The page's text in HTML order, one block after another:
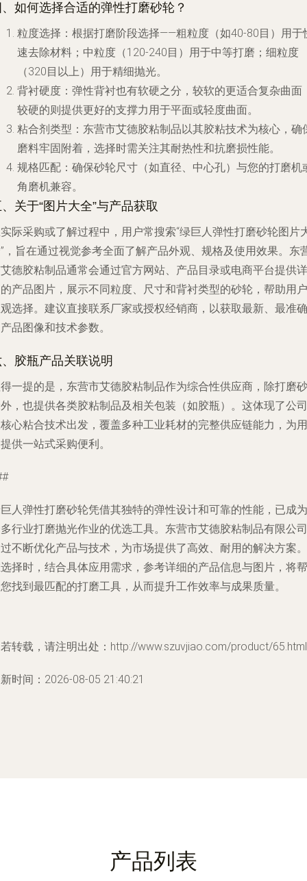
如何选择合适的弹性打磨砂轮？
粒度选择 ：根据打磨阶段选择——粗粒度（如40-80目）用于
速去除材料；中粒度（120-240目）用于中等打磨；细粒度
（320目以上）用于精细抛光。
背衬硬度 ：弹性背衬也有软硬之分，较软的更适合复杂曲面
较硬的则提供更好的支撑力用于平面或轻度曲面。
粘合剂类型 ：东营市艾德胶粘制品以其胶粘技术为核心，确
磨料牢固附着，选择时需关注其耐热性和抗磨损性能。
规格匹配 ：确保砂轮尺寸（如直径、中心孔）与您的打磨机
角磨机兼容。
关于“图片大全”与产品获取
际采购或了解过程中，用户常搜索“绿巨人弹性打磨砂轮图片
，旨在通过视觉参考全面了解产品外观、规格及使用效果。东
德胶粘制品通常会通过官方网站、产品目录或电商平台提供详
产品图片，展示不同粒度、尺寸和背衬类型的砂轮，帮助用户
选择。建议直接联系厂家或授权经销商，以获取最新、最准确
品图像和技术参数。
胶瓶产品关联说明
一提的是，东营市艾德胶粘制品作为综合性供应商，除打磨砂
，也提供各类胶粘制品及相关包装（如胶瓶）。这体现了公司
心粘合技术出发，覆盖多种工业耗材的完整供应链能力，为用
供一站式采购便利。
人弹性打磨砂轮凭借其独特的弹性设计和可靠的性能，已成为
行业打磨抛光作业的优选工具。东营市艾德胶粘制品有限公司
不断优化产品与技术，为市场提供了高效、耐用的解决方案。
择时，结合具体应用需求，参考详细的产品信息与图片，将帮
找到最匹配的打磨工具，从而提升工作效率与成果质量。
转载，请注明出处：http://www.szuvjiao.com/product/65.html
时间：2026-08-05 21:40:21
产品列表